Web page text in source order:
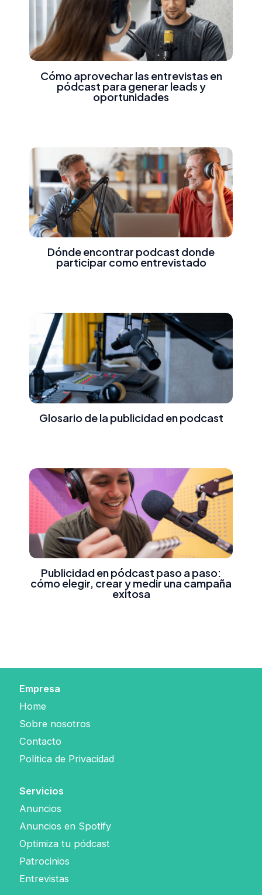
Cómo aprovechar las entrevistas en
pódcast para generar leads y
oportunidades
Dónde encontrar podcast donde
participar como entrevistado
Glosario de la publicidad en podcast
Publicidad en pódcast paso a paso:
cómo elegir, crear y medir una campaña
exitosa
Empresa
Home
Sobre nosotros
Contacto
Política de Privacidad
Servicios
Anuncios
Anuncios en Spotify
Optimiza tu pódcast
Patrocinios
Entrevistas